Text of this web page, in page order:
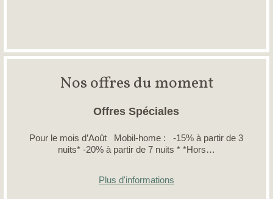
Nos offres du moment
Offres Spéciales
Pour le mois d’Août Mobil-home : -15% à partir de 3
nuits* -20% à partir de 7 nuits * *Hors…
Plus d'informations